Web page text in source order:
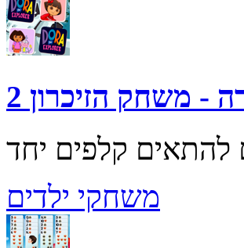
- משחק הזיכרון 2
משחקי ילדים